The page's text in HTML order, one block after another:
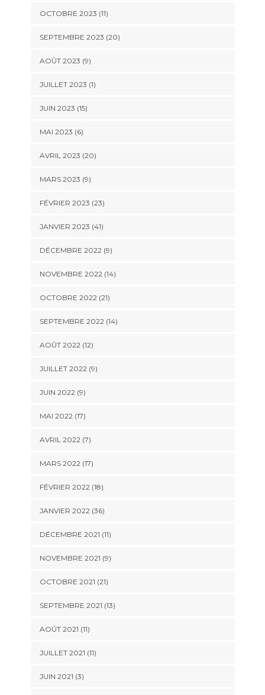
OCTOBRE 2023 (11)
SEPTEMBRE 2023 (20)
AOÛT 2023 (9)
JUILLET 2023 (1)
JUIN 2023 (15)
MAI 2023 (6)
AVRIL 2023 (20)
MARS 2023 (9)
FÉVRIER 2023 (23)
JANVIER 2023 (41)
DÉCEMBRE 2022 (9)
NOVEMBRE 2022 (14)
OCTOBRE 2022 (21)
SEPTEMBRE 2022 (14)
AOÛT 2022 (12)
JUILLET 2022 (9)
JUIN 2022 (9)
MAI 2022 (17)
AVRIL 2022 (7)
MARS 2022 (17)
FÉVRIER 2022 (18)
JANVIER 2022 (36)
DÉCEMBRE 2021 (11)
NOVEMBRE 2021 (9)
OCTOBRE 2021 (21)
SEPTEMBRE 2021 (13)
AOÛT 2021 (11)
JUILLET 2021 (11)
JUIN 2021 (3)